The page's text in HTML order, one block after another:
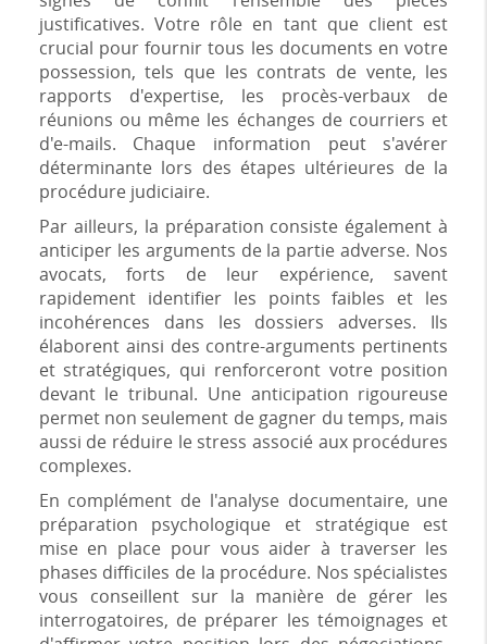
justificatives. Votre rôle en tant que client est
crucial pour fournir tous les documents en votre
possession, tels que les contrats de vente, les
rapports d'expertise, les procès-verbaux de
réunions ou même les échanges de courriers et
d'e-mails. Chaque information peut s'avérer
déterminante lors des étapes ultérieures de la
procédure judiciaire.
Par ailleurs, la préparation consiste également à
anticiper les arguments de la partie adverse. Nos
avocats, forts de leur expérience, savent
rapidement identifier les points faibles et les
incohérences dans les dossiers adverses. Ils
élaborent ainsi des contre-arguments pertinents
et stratégiques, qui renforceront votre position
devant le tribunal. Une anticipation rigoureuse
permet non seulement de gagner du temps, mais
aussi de réduire le stress associé aux procédures
complexes.
En complément de l'analyse documentaire, une
préparation psychologique et stratégique est
mise en place pour vous aider à traverser les
phases difficiles de la procédure. Nos spécialistes
vous conseillent sur la manière de gérer les
interrogatoires, de préparer les témoignages et